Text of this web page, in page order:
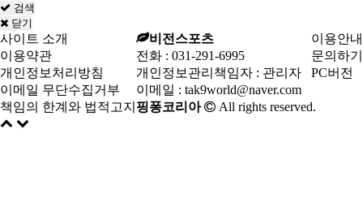
검색
닫기
사이트 소개
이용약관
개인정보처리방침
이메일 무단수집거부
책임의 한계와 법적고지
이용안내
문의하기
PC버전
비전스포츠
전화 : 031-291-6995
개인정보관리책임자 : 관리자
이메일 : tak9world@naver.com
핑퐁코리아
All rights reserved.